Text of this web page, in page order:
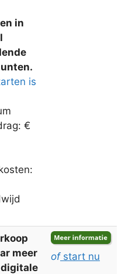
in
is
€
meer
ofstart nu